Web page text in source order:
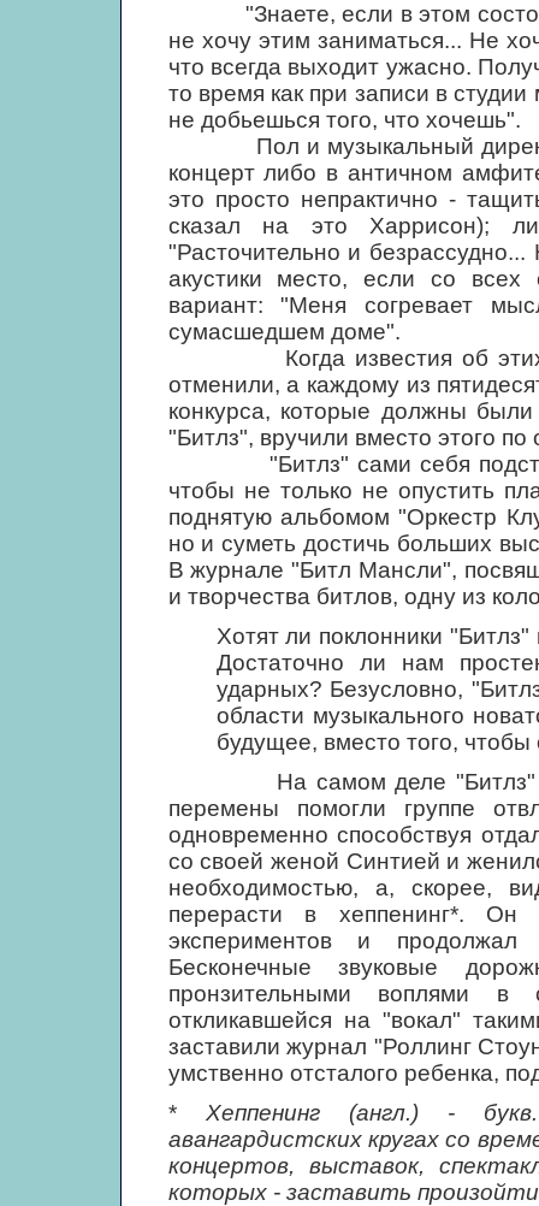
"Знаете, если в этом
не хочу этим заниматься... Не
что всегда выходит ужасно.
то время как при записи в
не добьешься того, что хочешь".
Пол и музыкальный
концерт либо в античном
это просто непрактично -
сказал на это Харрисон);
"Расточительно и
акустики место, если со
вариант: "Меня согревает
сумасшедшем доме".
Когда известия об этих
отменили, а каждому из
конкурса, которые должны
"Битлз", вручили вместо этого
"Битлз" сами себя
чтобы не только не опустить
поднятую альбомом "Оркестр
но и суметь достичь больших
В журнале "Битл Мансли",
и творчества битлов, одну из
Хотят ли поклонники
Достаточно ли нам
ударных? Безусловно,
области музыкального
будущее, вместо того, чтобы
На самом деле "Битлз"
перемены помогли группе
одновременно способствуя
со своей женой Синтией и
необходимостью, а, скорее,
перерасти в хеппенинг*. Он
экспериментов и
Бесконечные звуковые
пронзительными воплями в
откликавшейся на "вокал"
заставили журнал "Роллинг
умственно отсталого ребенка,
* Хеппенинг (англ.) -
авангардистских кругах со
концертов, выставок,
которых - заставить